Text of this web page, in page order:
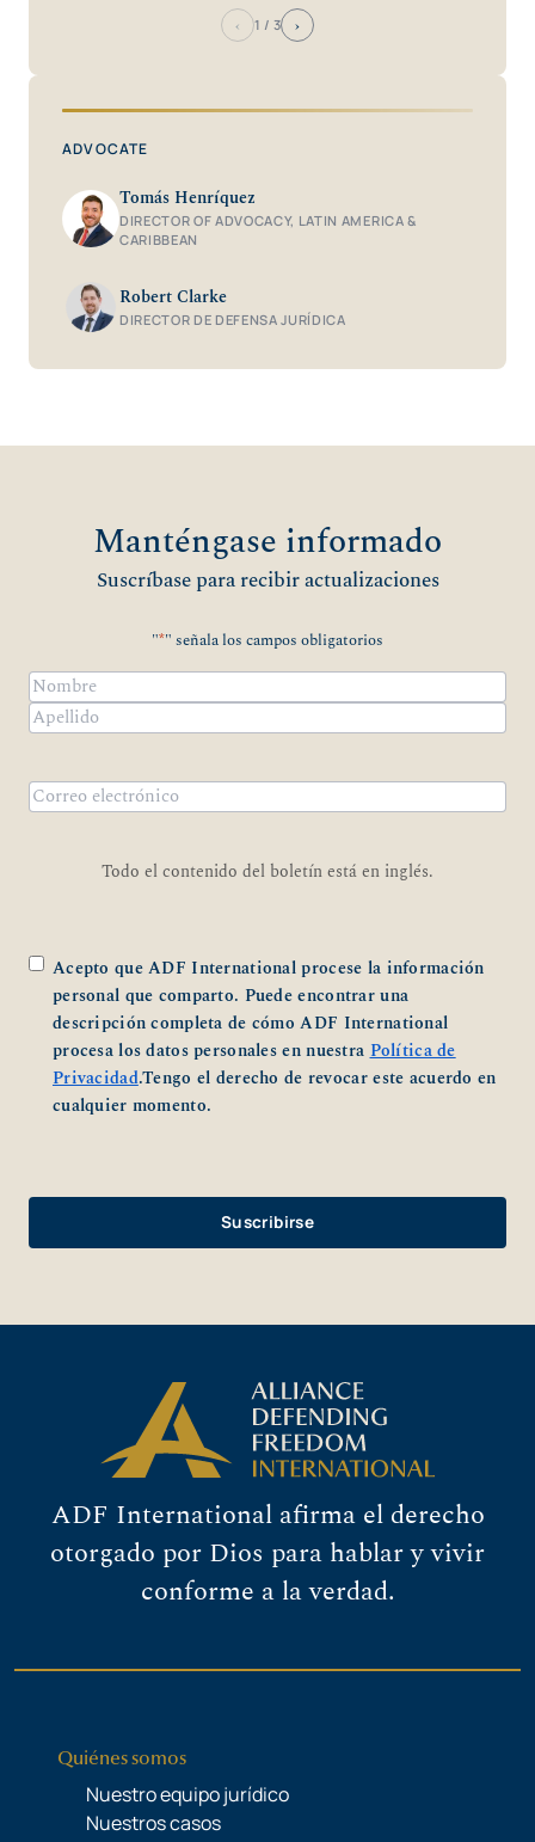
‹ 1 / 3 ›
ADVOCATE
Tomás Henríquez
DIRECTOR OF ADVOCACY, LATIN AMERICA &
CARIBBEAN
Robert Clarke
DIRECTOR DE DEFENSA JURÍDICA
Manténgase informado
Suscríbase para recibir actualizaciones
"*" señala los campos obligatorios
Nombre*
Nombre
electrónico*
Todo el contenido del boletín está en inglés.
*
Acepto que ADF International procese la información
personal que comparto. Puede encontrar una
descripción completa de cómo ADF International
procesa los datos personales en nuestraPolítica de
Privacidad.Tengo el derecho de revocar este acuerdo en
cualquier momento.
ADF International afirma el derecho
otorgado por Dios para hablar y vivir
conforme a la verdad.
Quiénes somos
Nuestro equipo jurídico
Nuestros casos